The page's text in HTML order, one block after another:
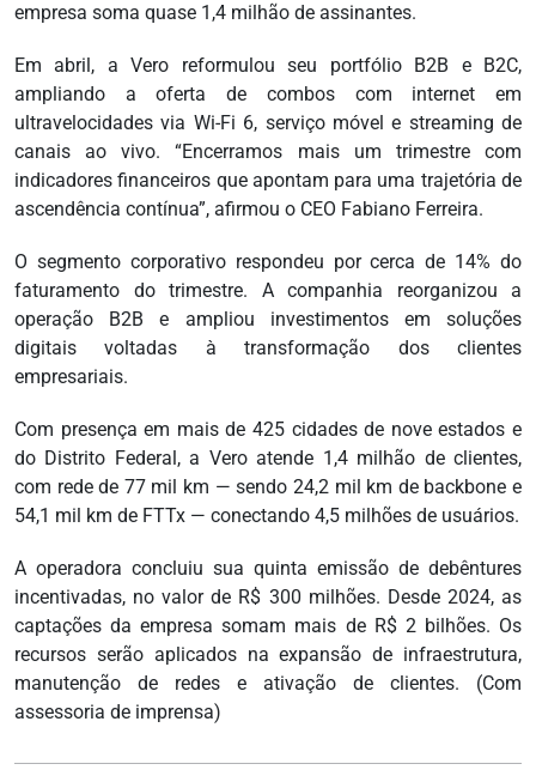
empresa soma quase 1,4 milhão de assinantes.
Em abril, a Vero reformulou seu portfólio B2B e B2C,
ampliando a oferta de combos com internet em
ultravelocidades via Wi-Fi 6, serviço móvel e streaming de
canais ao vivo. “Encerramos mais um trimestre com
indicadores financeiros que apontam para uma trajetória de
ascendência contínua”, afirmou o CEO Fabiano Ferreira.
O segmento corporativo respondeu por cerca de 14% do
faturamento do trimestre. A companhia reorganizou a
operação B2B e ampliou investimentos em soluções
digitais voltadas à transformação dos clientes
empresariais.
Com presença em mais de 425 cidades de nove estados e
do Distrito Federal, a Vero atende 1,4 milhão de clientes,
com rede de 77 mil km — sendo 24,2 mil km de backbone e
54,1 mil km de FTTx — conectando 4,5 milhões de usuários.
A operadora concluiu sua quinta emissão de debêntures
incentivadas, no valor de R$ 300 milhões. Desde 2024, as
captações da empresa somam mais de R$ 2 bilhões. Os
recursos serão aplicados na expansão de infraestrutura,
manutenção de redes e ativação de clientes. (Com
assessoria de imprensa)